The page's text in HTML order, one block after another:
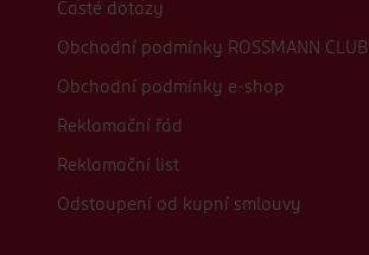
Časté dotazy
Obchodní podmínky ROSSMANN CLUB
Obchodní podmínky e-shop
Reklamační řád
Reklamační list
Odstoupení od kupní smlouvy